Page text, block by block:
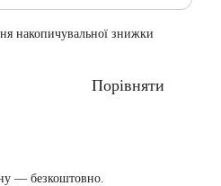
накопичувальної знижки
Порівняти
— безкоштовно.